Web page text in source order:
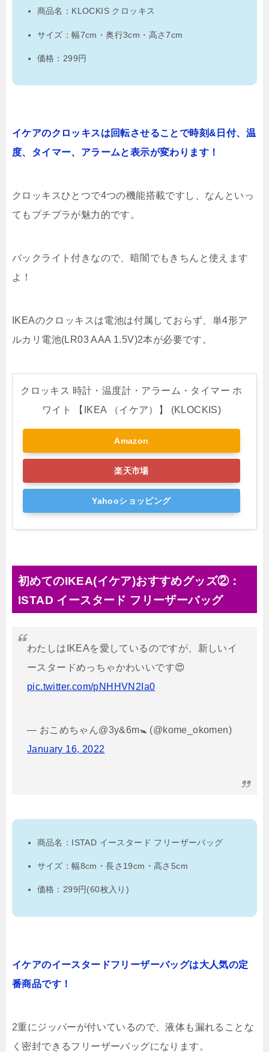
商品名：KLOCKIS クロッキス
サイズ：幅7cm・奥行3cm・高さ7cm
価格：299円
イケアのクロッキスは回転させることで時刻&日付、温
度、タイマー、アラームと表示が変わります！
クロッキスひとつで4つの機能搭載ですし、なんといっ
てもプチプラが魅力的です。
バックライト付きなので、暗闇でもきちんと使えます
よ！
IKEAのクロッキスは電池は付属しておらず、単4形ア
ルカリ電池(LR03 AAA 1.5V)2本が必要です。
クロッキス 時計・温度計・アラーム・タイマー ホ
ワイト 【IKEA （イケア）】 (KLOCKIS)
Amazon
楽天市場
Yahooショッピング
初めてのIKEA(イケア)おすすめグッズ②：
ISTAD イースタード フリーザーバッグ
わたしはIKEAを愛しているのですが、新しいイ
ースタードめっちゃかわいいです😍
pic.twitter.com/pNHHVN2Ia0
— おこめちゃん@3y&6m🚼 (@kome_okomen)
January 16, 2022
商品名：ISTAD イースタード フリーザーバッグ
サイズ：幅8cm・長さ19cm・高さ5cm
価格：299円(60枚入り)
イケアのイースタードフリーザーバッグは大人気の定
番商品です！
2重にジッパーが付いているので、液体も漏れることな
く密封できるフリーザーバッグになります。